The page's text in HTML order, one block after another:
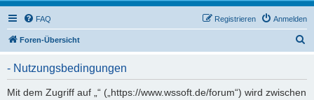
FAQ Anmelden
Registrieren
Foren-Übersicht
- Nutzungsbedingungen
Mit dem Zugriff auf „“ („https://www.wssoft.de/forum“) wird zwischen